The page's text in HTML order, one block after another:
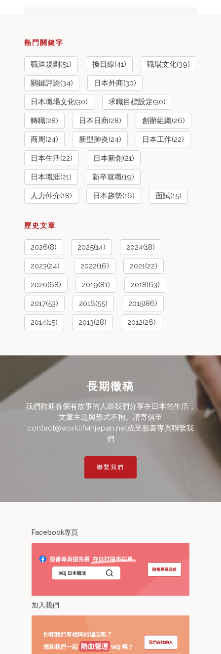
熱門關鍵字
職涯規劃(51) 換日線(41) 職場文化(39)
關鍵評論(34) 日本外商(30)
日本職場文化(30) 求職目標設定(30)
轉職(28) 日本日商(28) 創辦組織(26)
商周(24) 新型肺炎(24) 日本工作(22)
日本生活(22) 日本新創(21)
日本職涯(21) 新卒就職(19)
人力仲介(18) 日本趨勢(16) 面試(15)
歷史文章
2026(8) 2025(14) 2024(18)
2023(24) 2022(16) 2021(22)
2020(68) 2019(81) 2018(63)
2017(53) 2016(55) 2015(86)
2014(15) 2013(28) 2012(26)
長期徵稿
我們歡迎各個有故事的人跟我們分享在日本的生活，
文章主題與形式不拘。請寄信至
contact@worklifeinjapan.net或至臉書專頁聯繫我
們
聯繫我們
Facebook專頁
加入我們